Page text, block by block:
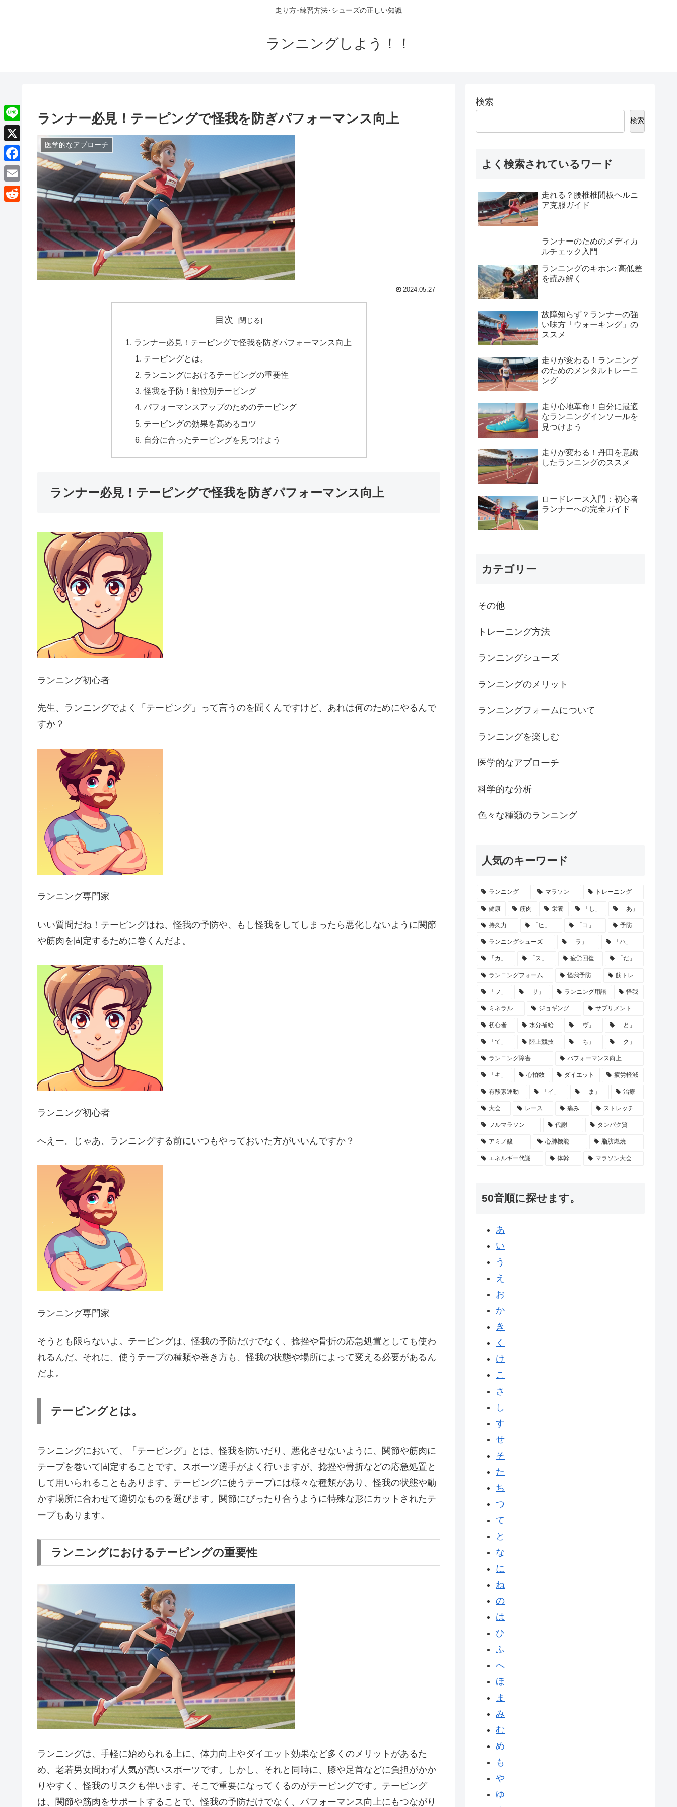
走り方･練習方法･シューズの正しい知識
ランニングしよう！！
ランナー必見！テーピングで怪我を防ぎパフォーマンス向上
医学的なアプローチ
2024.05.27
目次
ランナー必見！テーピングで怪我を防ぎパフォーマンス向上
テーピングとは。
ランニングにおけるテーピングの重要性
怪我を予防！部位別テーピング
パフォーマンスアップのためのテーピング
テーピングの効果を高めるコツ
自分に合ったテーピングを見つけよう
ランナー必見！テーピングで怪我を防ぎパフォーマンス向上
ランニング初心者
先生、ランニングでよく「テーピング」って言うのを聞くんですけど、あれは何のためにやるんで
すか？
ランニング専門家
いい質問だね！テーピングはね、怪我の予防や、もし怪我をしてしまったら悪化しないように関節
や筋肉を固定するために巻くんだよ。
ランニング初心者
へえー。じゃあ、ランニングする前にいつもやっておいた方がいいんですか？
ランニング専門家
そうとも限らないよ。テーピングは、怪我の予防だけでなく、捻挫や骨折の応急処置としても使わ
れるんだ。それに、使うテープの種類や巻き方も、怪我の状態や場所によって変える必要があるん
だよ。
テーピングとは。
ランニングにおいて、「テーピング」とは、怪我を防いだり、悪化させないように、関節や筋肉に
テープを巻いて固定することです。スポーツ選手がよく行いますが、捻挫や骨折などの応急処置と
して用いられることもあります。テーピングに使うテープには様々な種類があり、怪我の状態や動
かす場所に合わせて適切なものを選びます。関節にぴったり合うように特殊な形にカットされたテ
ープもあります。
ランニングにおけるテーピングの重要性
ランニングは、手軽に始められる上に、体力向上やダイエット効果など多くのメリットがあるた
め、老若男女問わず人気が高いスポーツです。しかし、それと同時に、膝や足首などに負担がかか
りやすく、怪我のリスクも伴います。そこで重要になってくるのがテーピングです。テーピング
は、関節や筋肉をサポートすることで、怪我の予防だけでなく、パフォーマンス向上にもつながり
検索
検索
よく検索されているワード
走れる？腰椎椎間板ヘルニ
ア克服ガイド
ランナーのためのメディカ
ルチェック入門
ランニングのキホン: 高低差
を読み解く
故障知らず？ランナーの強
い味方「ウォーキング」の
ススメ
走りが変わる！ランニング
のためのメンタルトレーニ
ング
走り心地革命！自分に最適
なランニングインソールを
見つけよう
走りが変わる！丹田を意識
したランニングのススメ
ロードレース入門：初心者
ランナーへの完全ガイド
カテゴリー
その他
トレーニング方法
ランニングシューズ
ランニングのメリット
ランニングフォームについて
ランニングを楽しむ
医学的なアプローチ
科学的な分析
色々な種類のランニング
人気のキーワード
ランニング マラソン トレーニング
健康 筋肉 栄養 「し」 「あ」
持久力 「ヒ」 「コ」 予防
ランニングシューズ 「ラ」 「ハ」
「カ」 「ス」 疲労回復 「だ」
ランニングフォーム 怪我予防 筋トレ
「フ」 「サ」 ランニング用語 怪我
ミネラル ジョギング サプリメント
初心者 水分補給 「ヴ」 「と」
「て」 陸上競技 「ち」 「ク」
ランニング障害 パフォーマンス向上
「キ」 心拍数 ダイエット 疲労軽減
有酸素運動 「イ」 「ま」 治療
大会 レース 痛み ストレッチ
フルマラソン 代謝 タンパク質
アミノ酸 心肺機能 脂肪燃焼
エネルギー代謝 体幹 マラソン大会
50音順に探せます。
あ
い
う
え
お
か
き
く
け
こ
さ
し
す
せ
そ
た
ち
つ
て
と
な
に
ね
の
は
ひ
ふ
へ
ほ
ま
み
む
め
も
や
ゆ
L
i
n
e
X
F
a
c
E